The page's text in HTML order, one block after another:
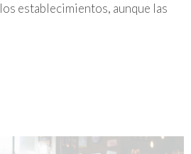
establecimientos, aunque las